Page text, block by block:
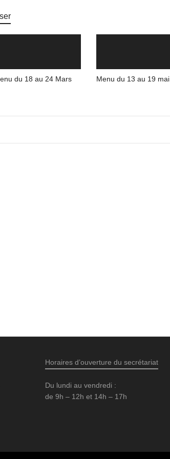
du 18 au 24 Mars Menu du 13 au 19 mai
Horaires d’ouverture du secrétariat
Du lundi au vendredi :
de 9h – 12h et 14h – 17h